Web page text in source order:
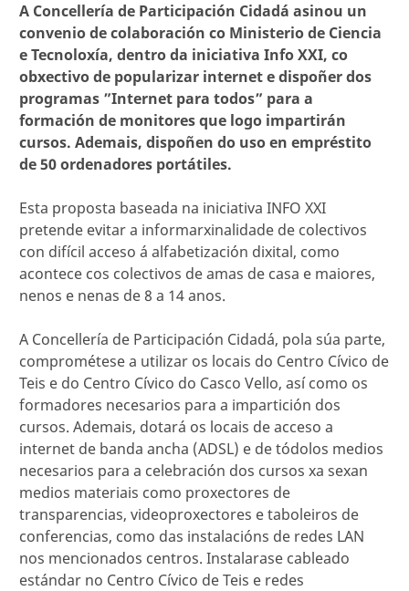
A Concellería de Participación Cidadá asinou un
convenio de colaboración co Ministerio de Ciencia
e Tecnoloxía, dentro da iniciativa Info XXI, co
obxectivo de popularizar internet e dispoñer dos
programas ”Internet para todos” para a
formación de monitores que logo impartirán
cursos. Ademais, dispoñen do uso en empréstito
de 50 ordenadores portátiles.
Esta proposta baseada na iniciativa INFO XXI
pretende evitar a informarxinalidade de colectivos
con difícil acceso á alfabetización dixital, como
acontece cos colectivos de amas de casa e maiores,
nenos e nenas de 8 a 14 anos.
A Concellería de Participación Cidadá, pola súa parte,
comprométese a utilizar os locais do Centro Cívico de
Teis e do Centro Cívico do Casco Vello, así como os
formadores necesarios para a impartición dos
cursos. Ademais, dotará os locais de acceso a
internet de banda ancha (ADSL) e de tódolos medios
necesarios para a celebración dos cursos xa sexan
medios materiais como proxectores de
transparencias, videoproxectores e taboleiros de
conferencias, como das instalacións de redes LAN
nos mencionados centros. Instalarase cableado
estándar no Centro Cívico de Teis e redes